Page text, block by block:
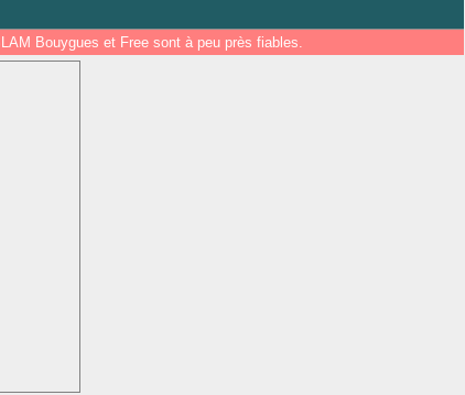
Bouygues et Free sont à peu près fiables.